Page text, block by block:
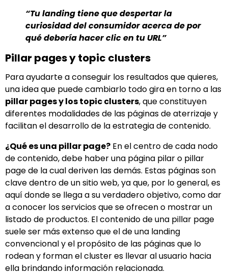
“Tu landing tiene que despertar la
curiosidad del consumidor acerca de por
qué debería hacer clic en tu URL”
Pillar pages y topic clusters
Para ayudarte a conseguir los resultados que quieres,
una idea que puede cambiarlo todo gira en torno a las
pillar pages y los topic clusters, que constituyen
diferentes modalidades de las páginas de aterrizaje y
facilitan el desarrollo de la estrategia de contenido.
¿Qué es una pillar page? En el centro de cada nodo
de contenido, debe haber una página pilar o pillar
page de la cual deriven las demás. Estas páginas son
clave dentro de un sitio web, ya que, por lo general, es
aquí donde se llega a su verdadero objetivo, como dar
a conocer los servicios que se ofrecen o mostrar un
listado de productos. El contenido de una pillar page
suele ser más extenso que el de una landing
convencional y el propósito de las páginas que lo
rodean y forman el cluster es llevar al usuario hacia
ella brindando información relacionada.